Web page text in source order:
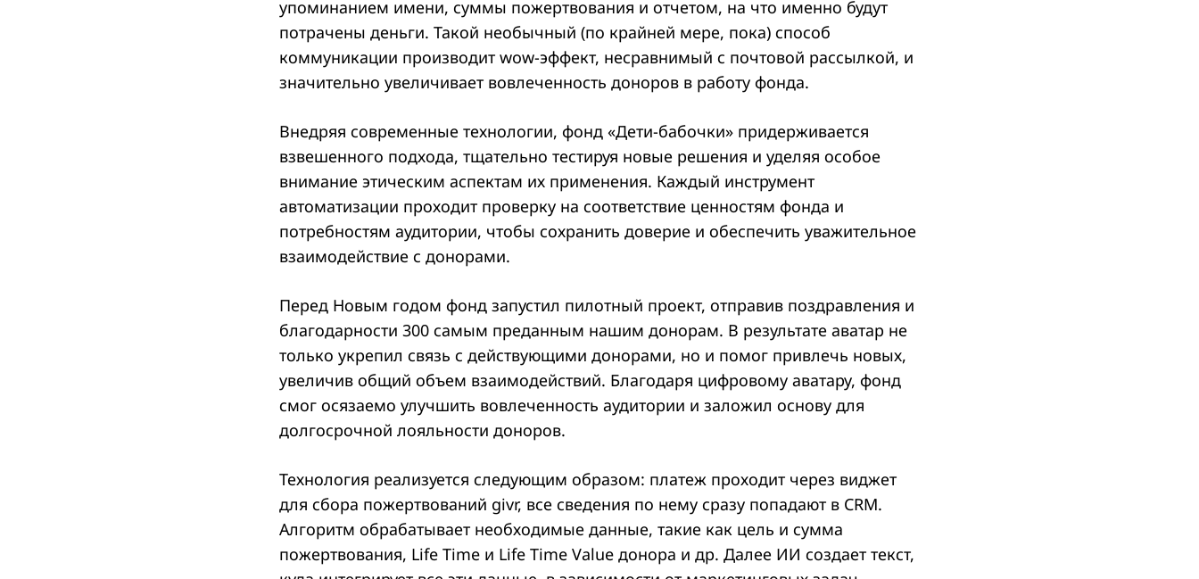
упоминанием имени, суммы пожертвования и отчетом, на что именно будут
потрачены деньги. Такой необычный (по крайней мере, пока) способ
коммуникации производит wow-эффект, несравнимый с почтовой рассылкой, и
значительно увеличивает вовлеченность доноров в работу фонда.
Внедряя современные технологии, фонд «Дети-бабочки» придерживается
взвешенного подхода, тщательно тестируя новые решения и уделяя особое
внимание этическим аспектам их применения. Каждый инструмент
автоматизации проходит проверку на соответствие ценностям фонда и
потребностям аудитории, чтобы сохранить доверие и обеспечить уважительное
взаимодействие с донорами.
Перед Новым годом фонд запустил пилотный проект, отправив поздравления и
благодарности 300 самым преданным нашим донорам. В результате аватар не
только укрепил связь с действующими донорами, но и помог привлечь новых,
увеличив общий объем взаимодействий. Благодаря цифровому аватару, фонд
смог осязаемо улучшить вовлеченность аудитории и заложил основу для
долгосрочной лояльности доноров.
Технология реализуется следующим образом: платеж проходит через виджет
для сбора пожертвований givr, все сведения по нему сразу попадают в CRM.
Алгоритм обрабатывает необходимые данные, такие как цель и сумма
пожертвования, Life Time и Life Time Value донора и др. Далее ИИ создает текст,